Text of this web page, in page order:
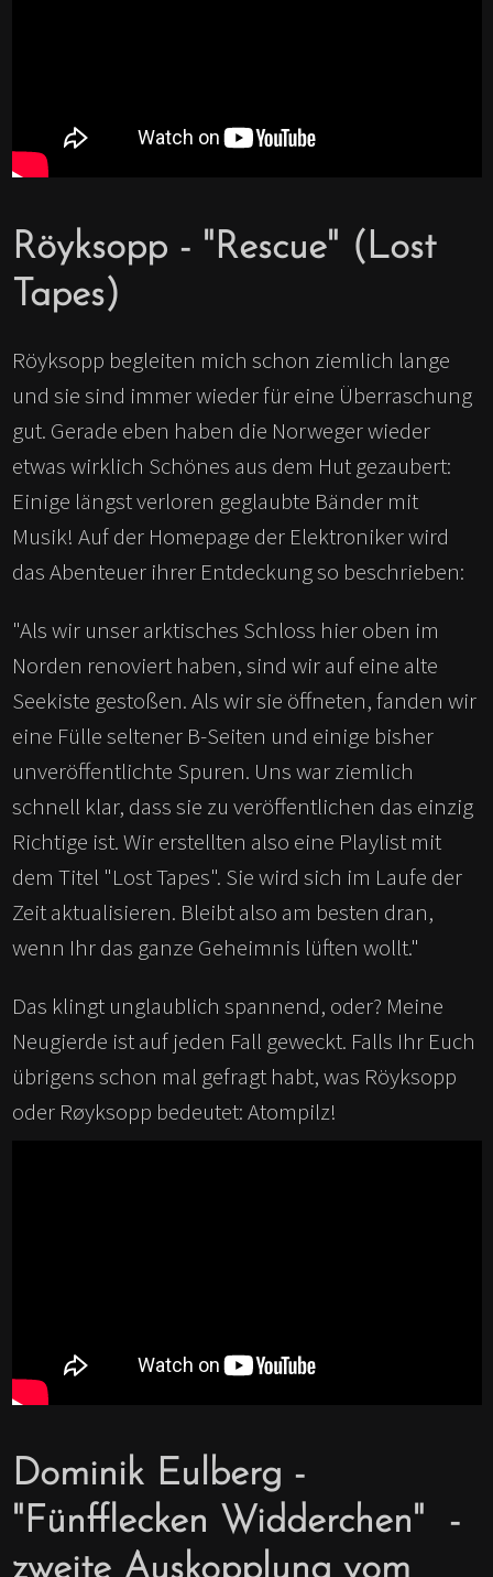
Röyksopp - "Rescue" (Lost
Tapes)
Röyksopp begleiten mich schon ziemlich lange
und sie sind immer wieder für eine Überraschung
gut. Gerade eben haben die Norweger wieder
etwas wirklich Schönes aus dem Hut gezaubert:
Einige längst verloren geglaubte Bänder mit
Musik! Auf der Homepage der Elektroniker wird
das Abenteuer ihrer Entdeckung so beschrieben:
"Als wir unser arktisches Schloss hier oben im
Norden renoviert haben, sind wir auf eine alte
Seekiste gestoßen. Als wir sie öffneten, fanden wir
eine Fülle seltener B-Seiten und einige bisher
unveröffentlichte Spuren. Uns war ziemlich
schnell klar, dass sie zu veröffentlichen das einzig
Richtige ist. Wir erstellten also eine Playlist mit
dem Titel "Lost Tapes". Sie wird sich im Laufe der
Zeit aktualisieren. Bleibt also am besten dran,
wenn Ihr das ganze Geheimnis lüften wollt."
Das klingt unglaublich spannend, oder? Meine
Neugierde ist auf jeden Fall geweckt. Falls Ihr Euch
übrigens schon mal gefragt habt, was Röyksopp
oder Røyksopp bedeutet: Atompilz!
Dominik Eulberg -
"Fünfflecken Widderchen" -